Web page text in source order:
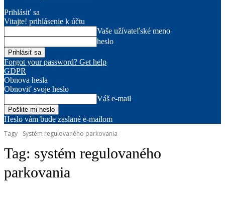
Prihlásiť sa
Vitajte! prihlásenie k účtu
Vaše užívateľské meno
heslo
Forgot your password? Get help
GDPR
Obnova hesla
Obnoviť svoje heslo
Váš e-mail
Heslo vám bude zaslané e-mailom
Tagy
Systém regulovaného parkovania
Tag: systém regulovaného
parkovania